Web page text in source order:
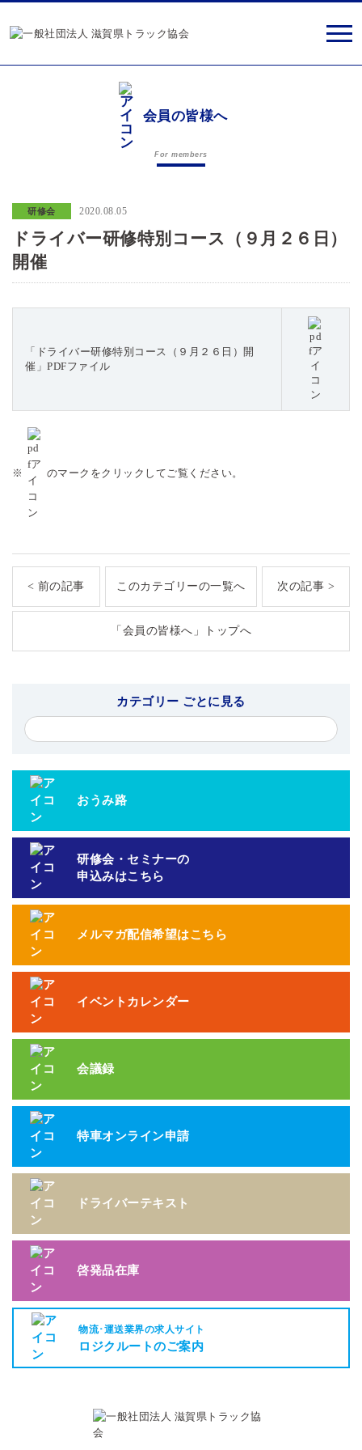
会員の皆様へ
For members
研修会 2020.08.05
ドライバー研修特別コース（９月２６日）
開催
「ドライバー研修特別コース（９月２６日）開
催」PDFファイル
※ のマークをクリックしてご覧ください。
< 前の記事 このカテゴリーの一覧へ 次の記事 >
「会員の皆様へ」トップへ
カテゴリー ごとに見る
おうみ路
研修会・セミナーの
申込みはこちら
メルマガ配信希望はこちら
イベントカレンダー
会議録
特車オンライン申請
ドライバーテキスト
啓発品在庫
物流･運送業界の求人サイト
ロジクルートのご案内